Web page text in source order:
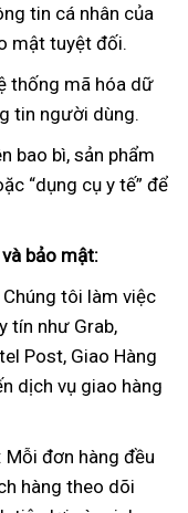
tin cá nhân của
mật tuyệt đối.
thống mã hóa dữ
tin người dùng.
bao bì, sản phẩm
“dụng cụ y tế” để
bảo mật:
Chúng tôi làm việc
tín như Grab,
Post, Giao Hàng
dịch vụ giao hàng
: Mỗi đơn hàng đều
hàng theo dõi